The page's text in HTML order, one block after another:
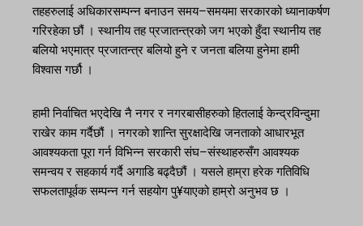
तहहरुलाई अधिकारसम्पन्न बनाउन समय–समयमा सरकारको ध्यानाकर्षण
गरिरहेका छौं । स्थानीय तह प्रजातन्त्रको जग भएको हुँदा स्थानीय तह
बलियो भएमात्र प्रजातन्त्र बलियो हुने र जनता बलिया हुनेमा हामी
विश्वास गर्छौ ।
हामी निर्वाचित भएदेखि नै नगर र नगरबासीहरुको हितलाई केन्द्रविन्दुमा
राखेर काम गर्दैछौं । नगरको शान्ति सुरक्षादेखि जनताको आधारभूत
आवश्यकता पूरा गर्न विभिन्न सरकारी संघ–संस्थाहरुसँग आवश्यक
समन्वय र सहकार्य गर्दै अगाडि बढ्दैछौं । यसले हाम्रा हरेक गतिविधि
सफलतापूर्वक सम्पन्न गर्न सहयोग पु¥याएको हाम्रो अनुभव छ ।